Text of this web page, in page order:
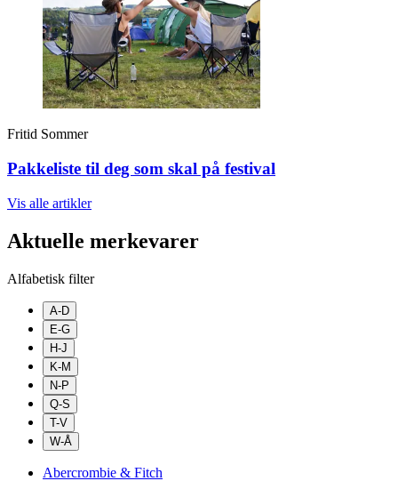
Fritid Sommer
Pakkeliste til deg som skal på festival
Vis alle artikler
Aktuelle merkevarer
Alfabetisk filter
A-D
E-G
H-J
K-M
N-P
Q-S
T-V
W-Å
Abercrombie & Fitch